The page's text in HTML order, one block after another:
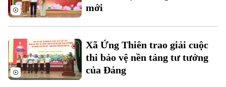
Xã hội
An ninh trật tự
Công nghệ
Người Hà Nội
Khoảnh khắc Hà Nội
Ẩm thực
Tin tức
Quân sự
Hồ sơ
Kinh tế
Tin tức
Cafe sáng
Nhà đất
Tin tức
mới
Xã Ứng Thiên trao giải cuộc
thi bảo vệ nền tảng tư tưởng
của Đảng